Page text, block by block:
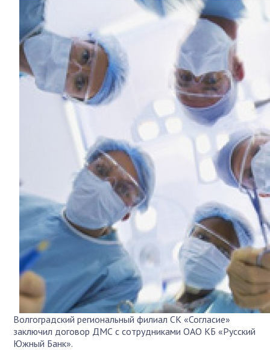
Волгоградский региональный филиал СК «Согласие»
заключил договор ДМС с сотрудниками ОАО КБ «Русский
Южный Банк».